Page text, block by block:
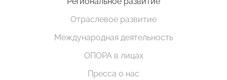
Отраслевое развитие
Международная деятельность
ОПОРА в лицах
Пресса о нас